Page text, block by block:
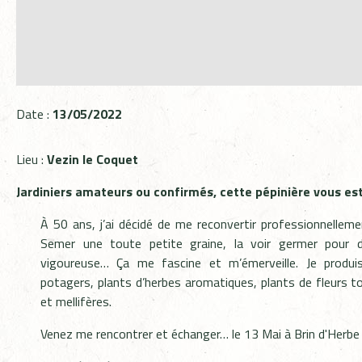
Date : 13/05/2022
Lieu : Vezin le Coquet
Jardiniers amateurs ou confirmés, cette pépinière vous
À 50 ans, j’ai décidé de me reconvertir
Semer une toute petite graine, la voir germer pour
vigoureuse… Ça me fascine et m’émerveille. Je
potagers, plants d’herbes aromatiques, plants de fleurs
et mellifères.
Venez me rencontrer et échanger… le 13 Mai à Brin